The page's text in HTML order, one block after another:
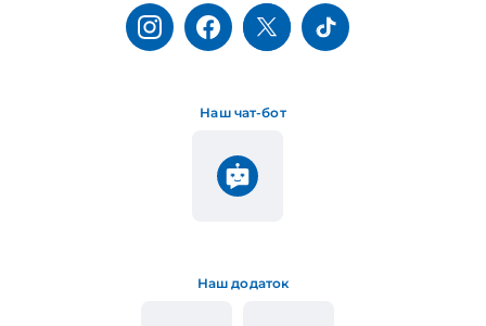
Наш додаток
Наш чат-бот